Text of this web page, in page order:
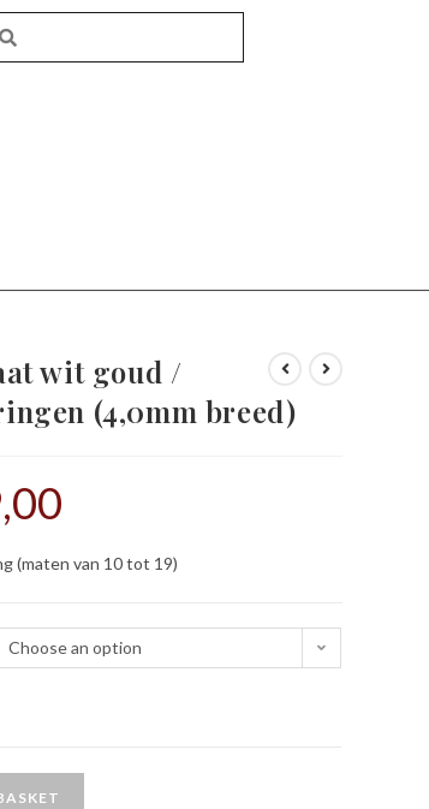
wit goud /
(4,0mm breed)
(maten van 10 tot 19)
Choose an option